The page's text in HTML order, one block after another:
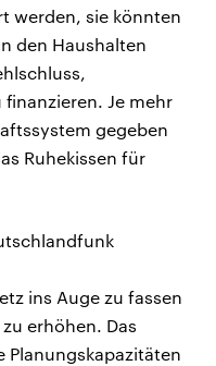
werden, sie könnten
den Haushalten
Je mehr
gegeben
Ruhekissen für
ins Auge zu fassen
erhöhen. Das
Planungskapazitäten